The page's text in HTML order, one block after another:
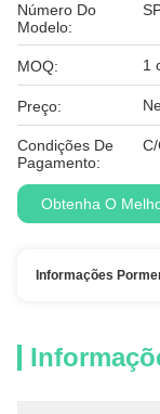
Número Do
Modelo:
MOQ: 1
Preço:
Condições De
Pagamento:
Obtenha O
Informações